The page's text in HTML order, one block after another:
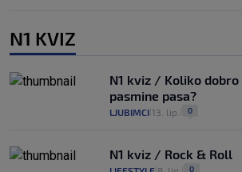
N1 KVIZ
N1 kviz / Koliko dobro
pasmine pasa?
LJUBIMCI 13. lip. 0
N1 kviz / Rock & Roll
0